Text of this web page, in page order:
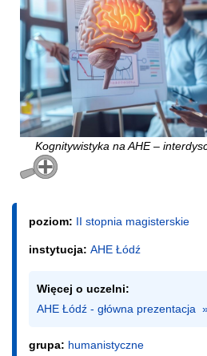
Kognitywistyka na AHE –
poziom: II stopnia magisterskie
instytucja: AHE Łódź
Więcej o uczelni:
AHE Łódź - główna prezentacja
grupa: humanistyczne